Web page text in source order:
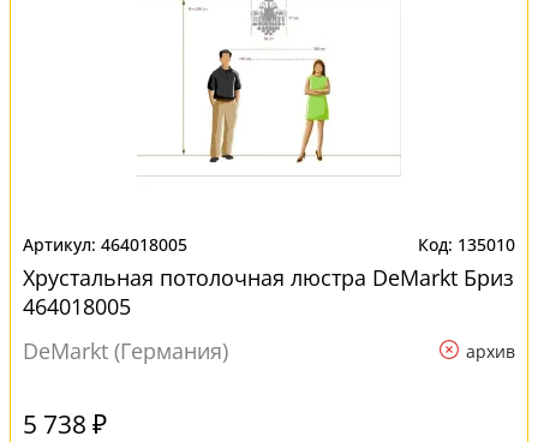
464018005 135010
Хрустальная потолочная люстра DeMarkt Бриз
464018005
DeMarkt (Германия)
архив
5 738 ₽